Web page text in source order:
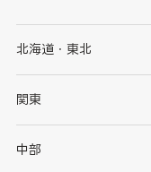
北海道・東北
北海道
岩手県
関東
茨城県
中部